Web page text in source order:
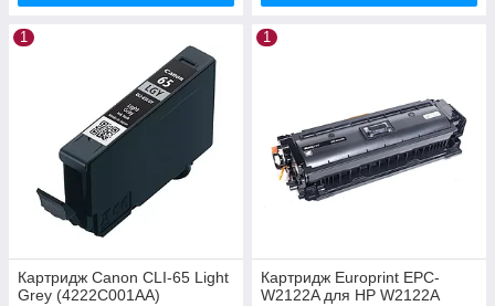
1
Картридж Canon CLI-65 Light
Grey (4222C001AA)
1
Картридж Europrint EPC-
W2122A для HP W2122A